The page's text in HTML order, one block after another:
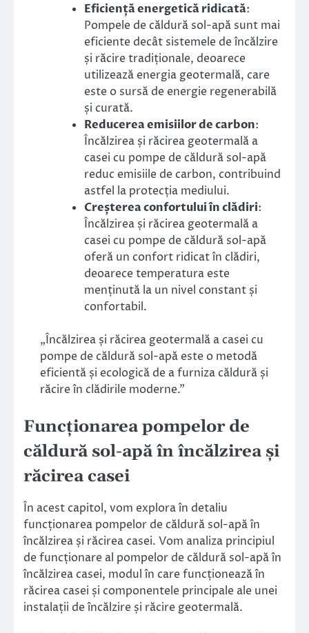
Eficiență energetică ridicată:
Pompele de căldură sol-apă sunt mai
eficiente decât sistemele de încălzire
și răcire tradiționale, deoarece
utilizează energia geotermală, care
este o sursă de energie regenerabilă
și curată.
Reducerea emisiilor de carbon:
Încălzirea și răcirea geotermală a
casei cu pompe de căldură sol-apă
reduc emisiile de carbon, contribuind
astfel la protecția mediului.
Creșterea confortului în clădiri:
Încălzirea și răcirea geotermală a
casei cu pompe de căldură sol-apă
oferă un confort ridicat în clădiri,
deoarece temperatura este
menținută la un nivel constant și
confortabil.
„Încălzirea și răcirea geotermală a casei cu
pompe de căldură sol-apă este o metodă
eficientă și ecologică de a furniza căldură și
răcire în clădirile moderne.”
Funcționarea pompelor de
căldură sol-apă în încălzirea și
răcirea casei
În acest capitol, vom explora în detaliu
funcționarea pompelor de căldură sol-apă în
încălzirea și răcirea casei. Vom analiza principiul
de funcționare al pompelor de căldură sol-apă în
încălzirea casei, modul în care funcționează în
răcirea casei și componentele principale ale unei
instalații de încălzire și răcire geotermală.